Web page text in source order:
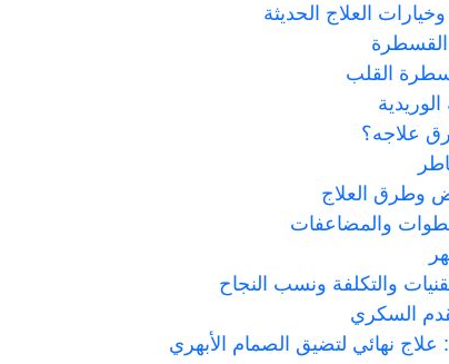
العلاج الحديثة
القلب
علاجه؟
وطرق العلاج
والمضاعفات
والتكلفة ونسب النجاح
السكري
نهائي لتضيق الصمام الأبهري